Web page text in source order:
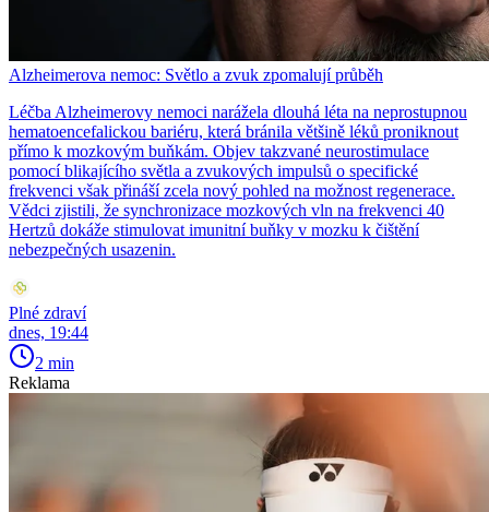
Alzheimerova nemoc: Světlo a zvuk zpomalují průběh
Léčba Alzheimerovy nemoci narážela dlouhá léta na neprostupnou
hematoencefalickou bariéru, která bránila většině léků proniknout
přímo k mozkovým buňkám. Objev takzvané neurostimulace
pomocí blikajícího světla a zvukových impulsů o specifické
frekvenci však přináší zcela nový pohled na možnost regenerace.
Vědci zjistili, že synchronizace mozkových vln na frekvenci 40
Hertzů dokáže stimulovat imunitní buňky v mozku k čištění
nebezpečných usazenin.
Plné zdraví
dnes, 19:44
2 min
Reklama